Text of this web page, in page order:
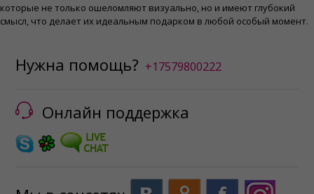
которые не только ошеломляют визуально, но и имеют глубокий
смысл, что делает их идеальным подарком в любой особый момент.
Нужна помощь? +17579800222
Онлайн поддержка